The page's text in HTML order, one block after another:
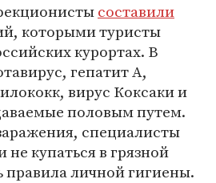
составили
которыми туристы
курортах. В
гепатит А,
вирус Коксаки и
половым путем.
специалисты
купаться в грязной
правила личной гигиены.